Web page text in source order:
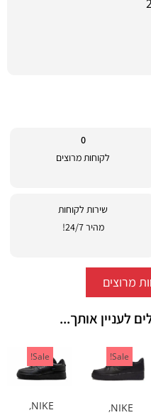
0
לקוחות מרוצים
שירות לקוחות
מהיר 24/7!
מרוצים
לעניין אותך...
Sale!
NIKE
,
Sale!
NIKE
,